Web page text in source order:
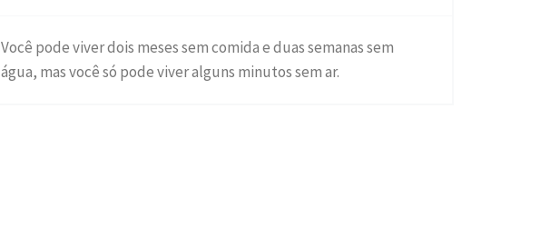
Você pode viver dois meses sem comida e duas semanas sem
água, mas você só pode viver alguns minutos sem ar.